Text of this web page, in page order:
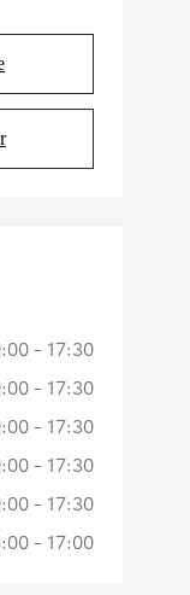
- 17:30
- 17:30
- 17:30
- 17:30
- 17:30
- 17:00